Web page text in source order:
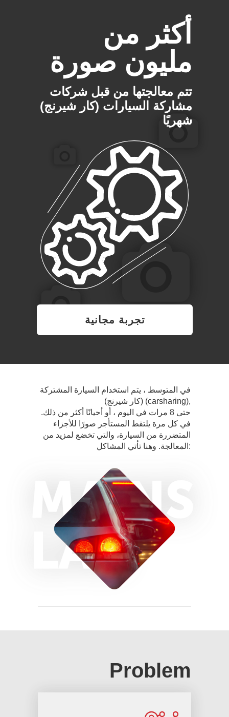
أكثر من
مليون صورة
تتم معالجتها من قبل شركات
مشاركة السيارات (كار شيرنج)
شهريًا
تجربة مجانية
في المتوسط ، يتم استخدام السيارة المشتركة
(كار شيرنج) (carsharing),
حتى 8 مرات في اليوم ، أو أحيانًا أكثر من ذلك.
في كل مرة يلتقط المستأجر صورًا للأجزاء
المتضررة من السيارة، والتي تخضع لمزيد من
المعالجة. وهنا تأتي المشاكل:
Problem